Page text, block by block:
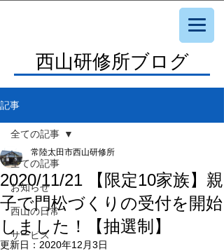
西山研修所ブログ
記事
全ての記事
お知らせ
西山の日常
サービス
全ての記事
2020/11/21 【限定10家族】親
子で門松づくりの受付を開始
しました！【抽選制】
常陸太田市西山研修所
更新日： 2020年12月3日